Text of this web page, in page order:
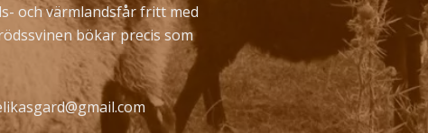
och värmlandsfår fritt med
bökar precis som